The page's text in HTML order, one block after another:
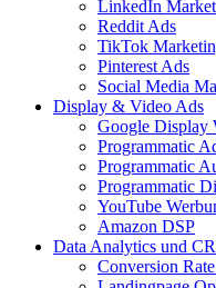
LinkedIn
Reddit Ads
TikTok
Pinterest Ads
Social Media
Display & Video Ads
Google Display
Programmatic
Programmatic
Programmatic
YouTube
Amazon DSP
Data Analytics und
Conversion